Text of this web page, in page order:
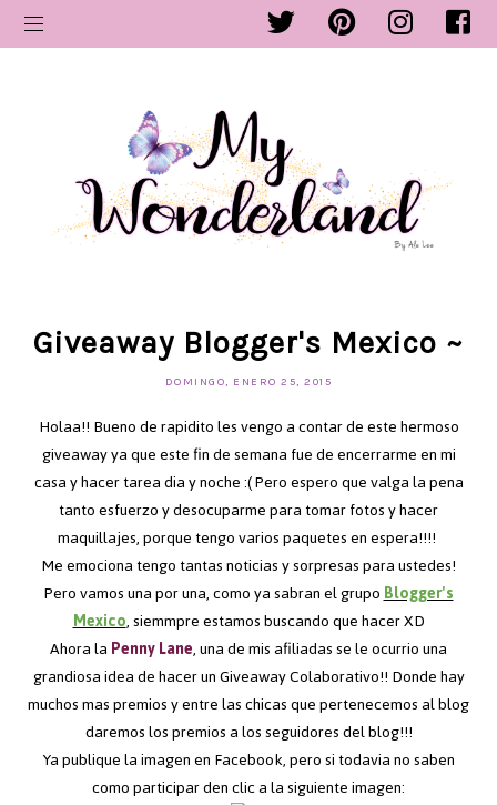
Giveaway Blogger's Mexico ~
DOMINGO, ENERO 25, 2015
Holaa!! Bueno de rapidito les vengo a contar de este hermoso
giveaway ya que este fin de semana fue de encerrarme en mi
casa y hacer tarea dia y noche :( Pero espero que valga la pena
tanto esfuerzo y desocuparme para tomar fotos y hacer
maquillajes, porque tengo varios paquetes en espera!!!!
Me emociona tengo tantas noticias y sorpresas para ustedes!
Pero vamos una por una, como ya sabran el grupoBlogger's
Mexico, siemmpre estamos buscando que hacer XD
Ahora laPenny Lane, una de mis afiliadas se le ocurrio una
grandiosa idea de hacer un Giveaway Colaborativo!! Donde hay
muchos mas premios y entre las chicas que pertenecemos al blog
daremos los premios a los seguidores del blog!!!
Ya publique la imagen en Facebook, pero si todavia no saben
como participar den clic a la siguiente imagen: